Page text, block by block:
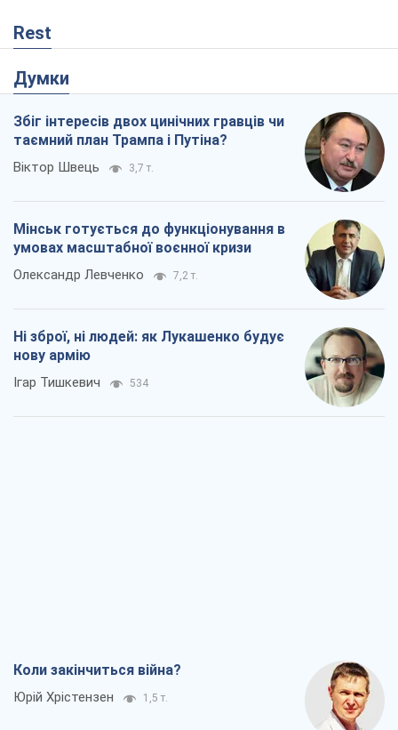
Rest
Думки
Збіг інтересів двох цинічних гравців чи
таємний план Трампа і Путіна?
Віктор Швець 3,7 т.
Мінськ готується до функціонування в
умовах масштабної воєнної кризи
Олександр Левченко 7,2 т.
Ні зброї, ні людей: як Лукашенко будує
нову армію
Ігар Тишкевич 534
Коли закінчиться війна?
Юрій Хрістензен 1,5 т.